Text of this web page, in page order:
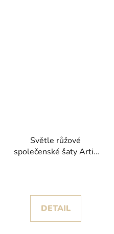
Světle růžové
společenské šaty Artis
DETAIL